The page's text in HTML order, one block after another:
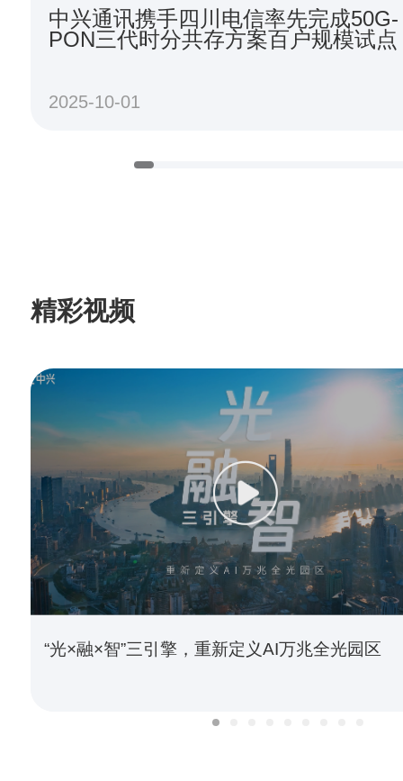
中兴通讯携手四川电信率先完成50G-
PON三代时分共存方案百户规模试点
2025-10-01
精彩视频
“光×融×智”三引擎，重新定义AI万兆全光园区